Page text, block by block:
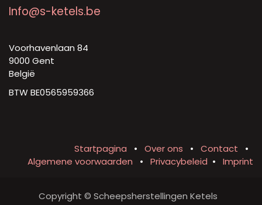
Info@s-ketels.be
Voorhavenlaan 84
9000 Gent
België
BTW BE0565959366
Startpagina • Over ons • Contact
•
Algemene voorwaarden
• Privacybeleid • Imprint
Copyright © Scheepsherstellingen Ketels